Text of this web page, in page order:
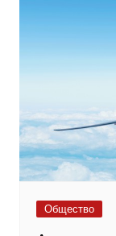
Общество